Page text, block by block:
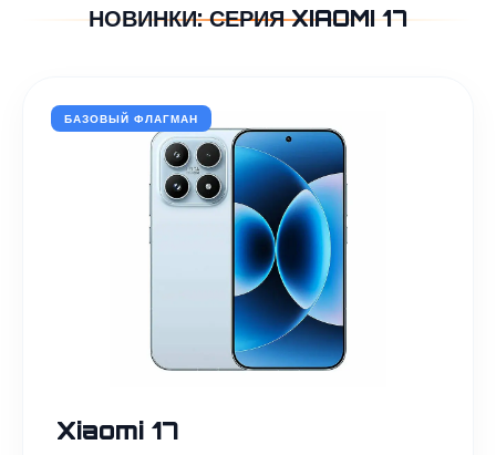
НОВИНКИ: СЕРИЯ XIAOMI 17
БАЗОВЫЙ ФЛАГМАН
Xiaomi 17